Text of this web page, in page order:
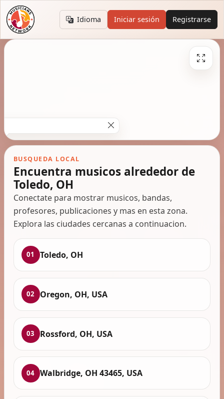
Idioma Iniciar sesión Registrarse
BUSQUEDA LOCAL
Encuentra musicos alrededor de
Toledo, OH
Conectate para mostrar musicos, bandas,
profesores, publicaciones y mas en esta zona.
Explora las ciudades cercanas a continuacion.
01 Toledo, OH
02 Oregon, OH, USA
03 Rossford, OH, USA
04 Walbridge, OH 43465, USA